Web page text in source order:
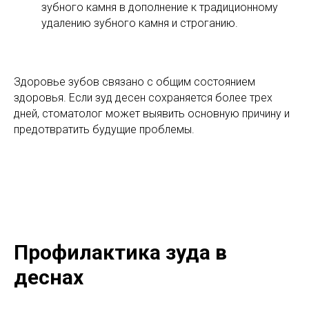
зубного камня в дополнение к традиционному
удалению зубного камня и строганию.
Здоровье зубов связано с общим состоянием
здоровья. Если зуд десен сохраняется более трех
дней, стоматолог может выявить основную причину и
предотвратить будущие проблемы.
Профилактика зуда в
деснах